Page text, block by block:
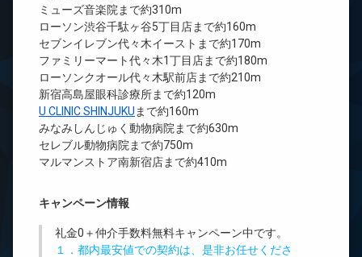
ミューズ音楽院まで約310m
ローソン渋谷千駄ヶ谷5丁目店まで約160m
セブンイレブン代々木イーストまで約170m
ファミリーマート代々木1丁目店まで約180m
ローソンクオール代々木駅前店まで約210m
新宿高島屋眼科診療所まで約120m
U CLINIC SHINJUKU まで約160m
みなみしんじゅく動物病院まで約630m
セレブル動物病院まで約750m
マルマンストア南新宿店まで約410m
キャンペーン情報
礼金0 ＋仲介手数料無料キャンペーン中です。
１．都内最安値での契約は、是非お任せくださ